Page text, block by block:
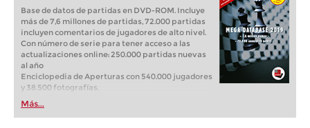
Base de datos de partidas en DVD-ROM. Incluye
más de 7,6 millones de partidas, 72.000 partidas
incluyen comentarios de jugadores de alto nivel.
Con número de serie para tener acceso a las
actualizaciones online: 250.000 partidas nuevas
al año
Enciclopedia de Aperturas con 540.000 jugadores
y 38.500 fotografías.
Más...